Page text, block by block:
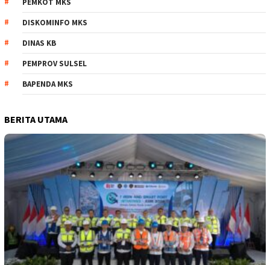
PEMKOT MKS
DISKOMINFO MKS
DINAS KB
PEMPROV SULSEL
BAPENDA MKS
BERITA UTAMA